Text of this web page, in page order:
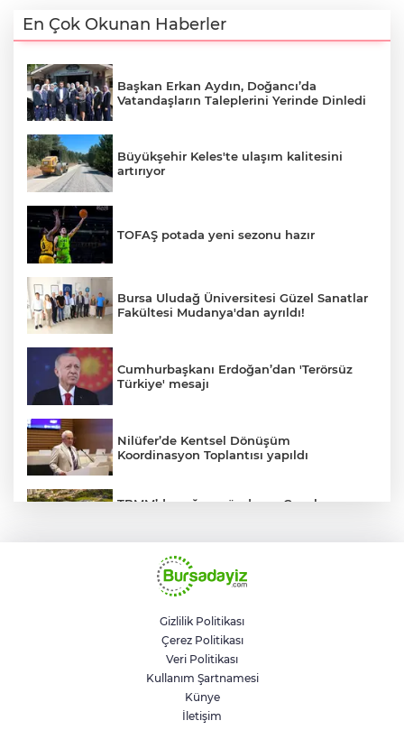
En Çok Okunan Haberler
Başkan Erkan Aydın, Doğancı’da
Vatandaşların Taleplerini Yerinde Dinledi
Büyükşehir Keles'te ulaşım kalitesini
artırıyor
TOFAŞ potada yeni sezonu hazır
Bursa Uludağ Üniversitesi Güzel Sanatlar
Fakültesi Mudanya'dan ayrıldı!
Cumhurbaşkanı Erdoğan’dan 'Terörsüz
Türkiye' mesajı
Nilüfer’de Kentsel Dönüşüm
Koordinasyon Toplantısı yapıldı
TBMM’de yoğun gündem... Çocuk
BUSKİ'den su tarifeleri açıklaması... Aylık
güncelleme yeni zam uygulaması değil
Geleceğin milli kaykaycıları
Osmangazi’de yarışıyor
Gizlilik Politikası
Çerez Politikası
Veri Politikası
Kullanım Şartnamesi
Künye
İletişim